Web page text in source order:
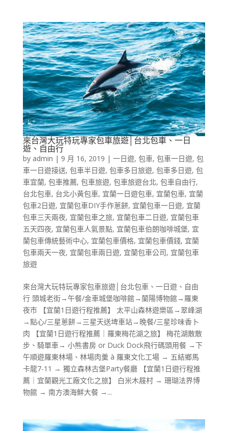
來台灣大玩特玩專家包車旅遊│台北包車、一日
遊、自由行
by admin | 9 月 16, 2019 | 一日遊, 包車, 包車一日遊, 包
車一日遊接送, 包車半日遊, 包車多日旅遊, 包車多日遊, 包
車宜蘭, 包車推薦, 包車旅遊, 包車旅遊台北, 包車自由行,
台北包車, 台北小黃包車, 宜蘭一日遊包車, 宜蘭包車, 宜蘭
包車2日遊, 宜蘭包車DIY手作蔥餅, 宜蘭包車一日遊, 宜蘭
包車三天兩夜, 宜蘭包車之旅, 宜蘭包車二日遊, 宜蘭包車
五天四夜, 宜蘭包車人氣景點, 宜蘭包車伯朗咖啡城堡, 宜
蘭包車傳統藝術中心, 宜蘭包車價格, 宜蘭包車價錢, 宜蘭
包車兩天一夜, 宜蘭包車兩日遊, 宜蘭包車公司, 宜蘭包車
旅遊
來台灣大玩特玩專家包車旅遊│台北包車、一日遊、自由
行 頭城老街→午餐/金車城堡咖啡館→蘭陽博物館→羅東
夜市 【宜蘭1日遊行程推薦】 太平山森林遊樂區→翠峰湖
→點心/三星蔥餅→三星天送埤車站→晚餐/三星珍味香卜
肉 【宜蘭1日遊行程推薦｜羅東梅花湖之旅】 梅花湖散散
步、騎單車→ 小熊書房 or Duck Dock飛行碼頭用餐 →下
午順遊羅東林場、林場肉羹 à 羅東文化工場 → 五結鄉馬
卡龍7-11 → 獨立森林古堡Party餐廳 【宜蘭1日遊行程推
薦｜宜蘭觀光工廠文化之旅】 白米木屐村 → 珊瑚法界博
物館 → 南方澳海鮮大餐 →...